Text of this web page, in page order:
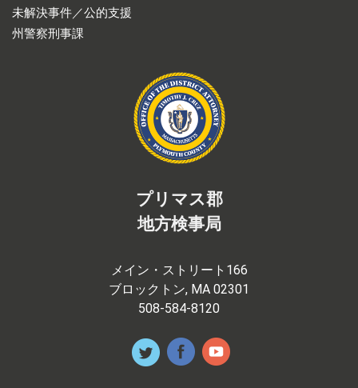
未解決事件／公的支援
州警察刑事課
プリマス郡
地方検事局
メイン・ストリート166
ブロックトン, MA 02301
508-584-8120